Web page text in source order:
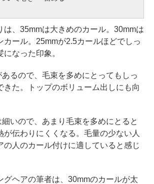
、35mmは大きめのカール。30mmは
カール。25mmが2.5カールほどでしっ
なった印象。
るので、毛束を多めにとってもしっ
きた。トップのボリューム出しにも向
いので、あまり毛束を多めにとると
が伝わりにくくなる。毛量の少ない人
の人のカール付けに適していると感じ
ヘアの筆者は、30mmのカールが太